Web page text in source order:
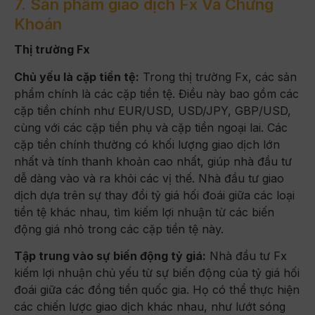
7. Sản phẩm giao dịch Fx Và Chứng
Khoán
Thị trường Fx
Chủ yếu là cặp tiền tệ: Trong thị trường Fx, các sản
phẩm chính là các cặp tiền tệ. Điều này bao gồm các
cặp tiền chính như EUR/USD, USD/JPY, GBP/USD,
cùng với các cặp tiền phụ và cặp tiền ngoại lai. Các
cặp tiền chính thường có khối lượng giao dịch lớn
nhất và tính thanh khoản cao nhất, giúp nhà đầu tư
dễ dàng vào và ra khỏi các vị thế. Nhà đầu tư giao
dịch dựa trên sự thay đổi tỷ giá hối đoái giữa các loại
tiền tệ khác nhau, tìm kiếm lợi nhuận từ các biến
động giá nhỏ trong các cặp tiền tệ này.
Tập trung vào sự biến động tỷ giá: Nhà đầu tư Fx
kiếm lợi nhuận chủ yếu từ sự biến động của tỷ giá hối
đoái giữa các đồng tiền quốc gia. Họ có thể thực hiện
các chiến lược giao dịch khác nhau, như lướt sóng